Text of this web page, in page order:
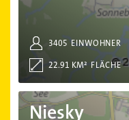
EINWOHNER
3405
FLÄCHE
22.91 KM²
Niesky
Niesky